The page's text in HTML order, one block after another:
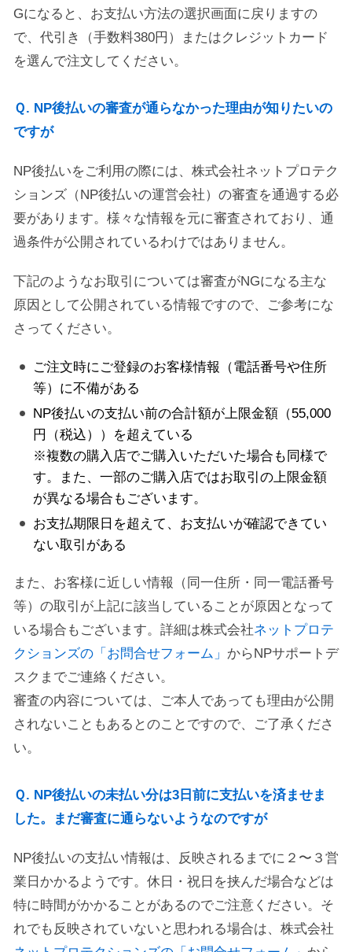
Gになると、お支払い方法の選択画面に戻りますの
で、代引き（手数料380円）またはクレジットカード
を選んで注文してください。
Ｑ. NP後払いの審査が通らなかった理由が知りたいの
ですが
NP後払いをご利用の際には、株式会社ネットプロテク
ションズ（NP後払いの運営会社）の審査を通過する必
要があります。様々な情報を元に審査されており、通
過条件が公開されているわけではありません。
下記のようなお取引については審査がNGになる主な
原因として公開されている情報ですので、ご参考にな
さってください。
ご注文時にご登録のお客様情報（電話番号や住所
等）に不備がある
NP後払いの支払い前の合計額が上限金額（55,000
円（税込））を超えている
※複数の購入店でご購入いただいた場合も同様で
す。また、一部のご購入店ではお取引の上限金額
が異なる場合もございます。
お支払期限日を超えて、お支払いが確認できてい
ない取引がある
また、お客様に近しい情報（同一住所・同一電話番号
等）の取引が上記に該当していることが原因となって
いる場合もございます。詳細は株式会社ネットプロテ
クションズの「お問合せフォーム」 からNPサポートデ
スクまでご連絡ください。
審査の内容については、ご本人であっても理由が公開
されないこともあるとのことですので、ご了承くださ
い。
Ｑ. NP後払いの未払い分は3日前に支払いを済ませま
した。まだ審査に通らないようなのですが
NP後払いの支払い情報は、反映されるまでに２〜３営
業日かかるようです。休日・祝日を挟んだ場合などは
特に時間がかかることがあるのでご注意ください。そ
れでも反映されていないと思われる場合は、株式会社